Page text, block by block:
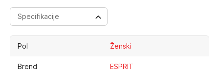
Specifikacije
Pol Ženski
Brend ESPRIT